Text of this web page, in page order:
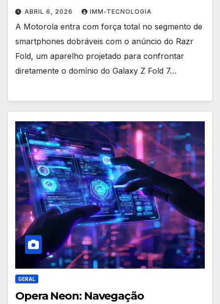
ABRIL 6, 2026 IMM-TECNOLOGIA
A Motorola entra com força total no segmento de
smartphones dobráveis com o anúncio do Razr
Fold, um aparelho projetado para confrontar
diretamente o domínio do Galaxy Z Fold 7…
GERAL
Opera Neon: Navegação